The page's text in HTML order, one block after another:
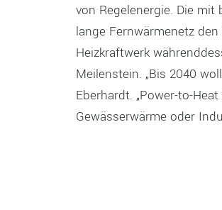
von Regelenergie. Die
lange Fernwärmenetz
Heizkraftwerk
Meilenstein. „Bis 2040
Eberhardt. „Power-to-
Gewässerwärme oder